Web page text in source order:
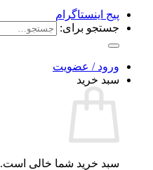
پیج اینستاگرام
جستجو برای:
ورود / عضویت
سبد خرید
سبد خرید شما خالی است.